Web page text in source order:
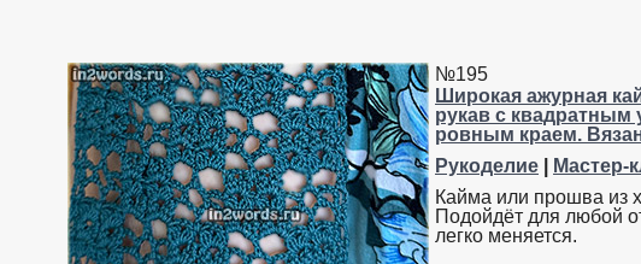
№195
Широкая ажурная
рукав с квадратным
ровным краем.
Рукоделие
Мастер-
Кайма или прошва из
Подойдёт для любой
легко меняется.